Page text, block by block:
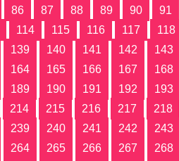
86 87 88 89 90 91
114 115 116 117 118
139 140 141 142 143
164 165 166 167 168
189 190 191 192 193
214 215 216 217 218
239 240 241 242 243
264 265 266 267 268